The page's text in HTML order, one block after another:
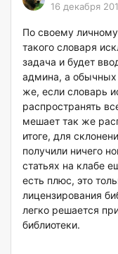
16 декабря
По своему
такого словаря
задача и будет
админа, а обычных
же, если словарь
распространять
мешает так же
итоге, для
получили ничего
статьях на клабе
есть плюс, это
лицензирования
легко решается
библиотеки.